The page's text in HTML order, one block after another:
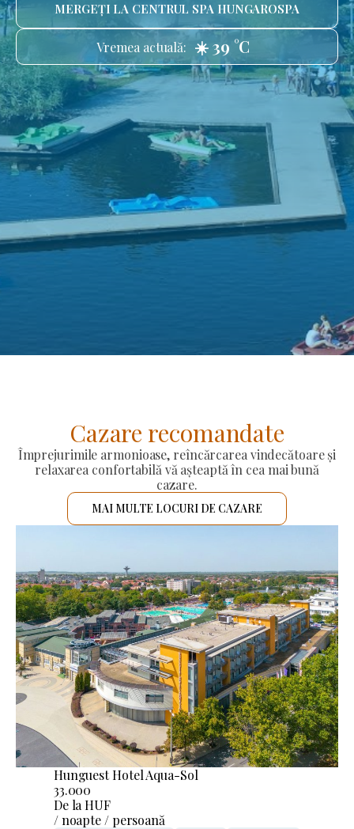
MERGEȚI LA CENTRUL SPA HUNGAROSPA
Vremea actuală: ☀️ 39 °C
Cazare recomandate
Împrejurimile armonioase, reîncărcarea vindecătoare și
relaxarea confortabilă vă așteaptă în cea mai bună
cazare.
MAI MULTE LOCURI DE CAZARE
Hunguest Hotel Aqua-Sol
33.000
De la HUF
/ noapte / persoană